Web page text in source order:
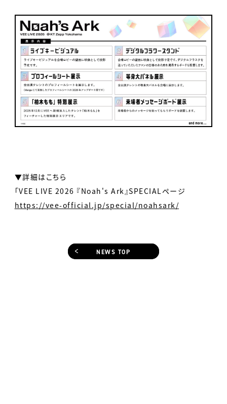
▼詳細はこちら
「VEE LIVE 2026 『Noah's Ark』SPECIALページ
https://vee-official.jp/special/noahsark/
NEWS TOP